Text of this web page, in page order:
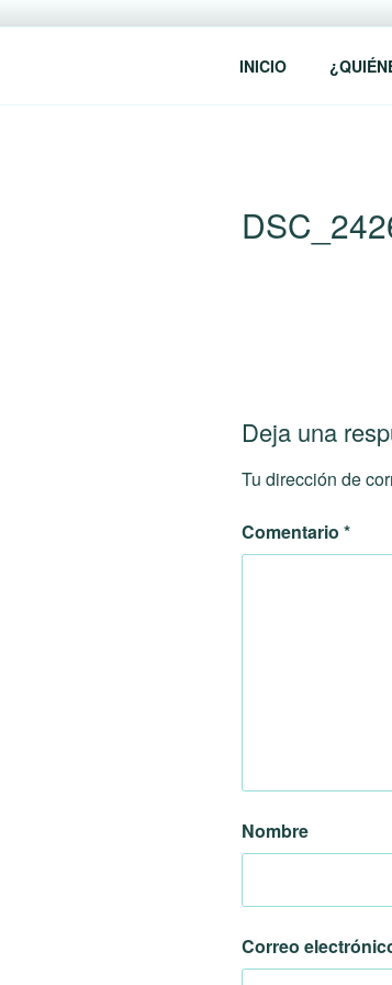
Red Regional de
INICIO
Deja una
Tu dirección de
Comentario *
Nombre
Correo